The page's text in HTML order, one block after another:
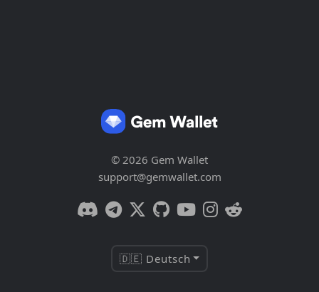
© 2026 Gem Wallet
support@gemwallet.com
🇩🇪 Deutsch